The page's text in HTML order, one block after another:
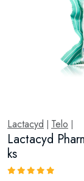
Lactacyd Telo
Lactacyd
ks